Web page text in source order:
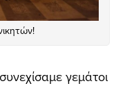
γεμάτοι